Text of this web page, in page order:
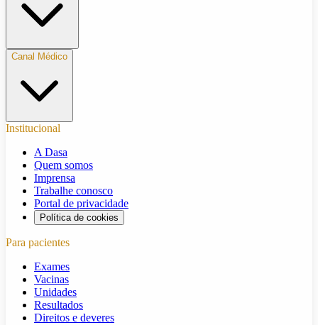
Canal Médico
Institucional
A Dasa
Quem somos
Imprensa
Trabalhe conosco
Portal de privacidade
Política de cookies
Para pacientes
Exames
Vacinas
Unidades
Resultados
Direitos e deveres